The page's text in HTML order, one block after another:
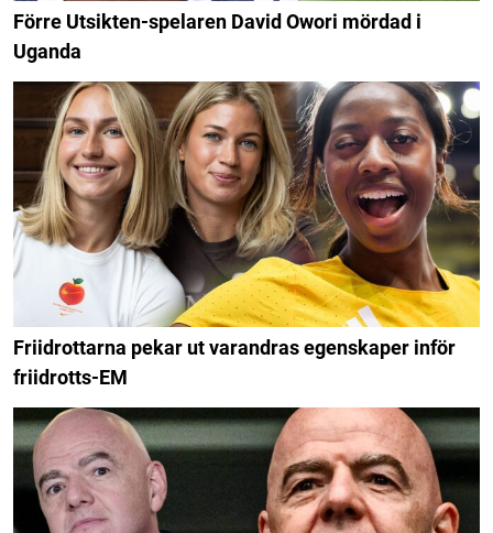
Förre Utsikten-spelaren David Owori mördad i
Uganda
Friidrottarna pekar ut varandras egenskaper inför
friidrotts-EM